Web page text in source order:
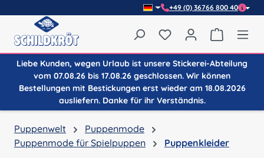
+49 (0) 36766 800 40
Du hast 0 Produkte
Liebe Kunden, wegen Urlaub ist unsere Stickerei-Abteilung
vom 07.08.26 bis 17.08.26 geschlossen. Wir können
Bestellungen mit Bestickungen erst wieder am 18.08.2026
ausliefern. Danke für ihr Verständnis.
Puppenwelt
Puppenmode
Puppenmode für Spielpuppen
Puppenkleider